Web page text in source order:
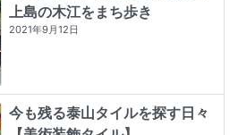
上島の木江をまち歩き
2021年9月12日
今も残る泰山タイルを探す日々